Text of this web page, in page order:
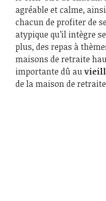
agréable et calme,
chacun de profiter de
atypique qu’il intègre
plus, des repas à
maisons de retraite
importante dû au
de la maison de